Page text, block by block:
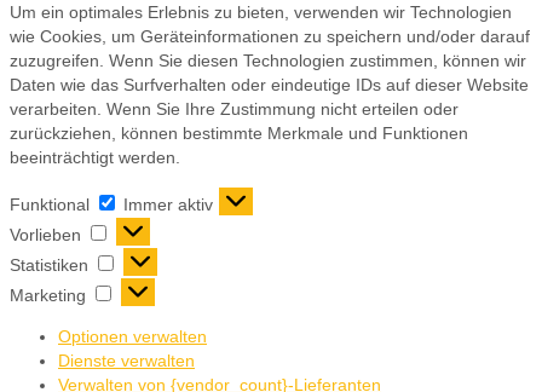
Um ein optimales Erlebnis zu bieten, verwenden wir Technologien
wie Cookies, um Geräteinformationen zu speichern und/oder darauf
zuzugreifen. Wenn Sie diesen Technologien zustimmen, können wir
Daten wie das Surfverhalten oder eindeutige IDs auf dieser Website
verarbeiten. Wenn Sie Ihre Zustimmung nicht erteilen oder
zurückziehen, können bestimmte Merkmale und Funktionen
beeinträchtigt werden.
Funktional
Immer aktiv
Vorlieben
Statistiken
Marketing
Optionen verwalten
Dienste verwalten
Verwalten von {vendor_count}-Lieferanten